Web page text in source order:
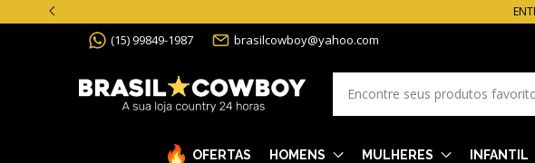
(15) 99849-1987 brasilcowboy@yahoo.com
OFERTAS HOMENS MULHERES INFANTIL